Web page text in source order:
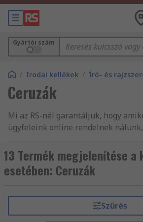
Gyártói szám
/ Irodai kellékek / Író- és
Ceruzák
Mi az RS-nél garantáljuk, hogy
ügyfeleink online rendelnek
szabványoknak megfelelő
Ügyfélszolgálatunk magas
építhetjük hírnevünket. Több mint
kiegészítők és Irodai kellékek
találja. A 24 órán belüli szállításnak
13 Termék megjelenítése a
esetében: Ceruzák
Szűrés